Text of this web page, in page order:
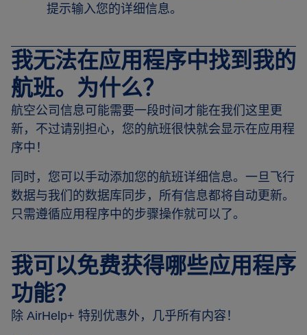
提示输入您的详细信息。
我无法在应用程序中找到我的
航班。为什么？
航空公司信息可能需要一段时间才能在我们这里更
新，不过请别担心，您的航班很快就会显示在应用程
序中！
同时，您可以手动添加您的航班详细信息。一旦飞行
数据与我们的数据库同步，所有信息都将自动更新。
只需遵循应用程序中的步骤操作就可以了。
我可以免费获得哪些应用程序
功能？
除 AirHelp+ 特别优惠外，几乎所有内容！